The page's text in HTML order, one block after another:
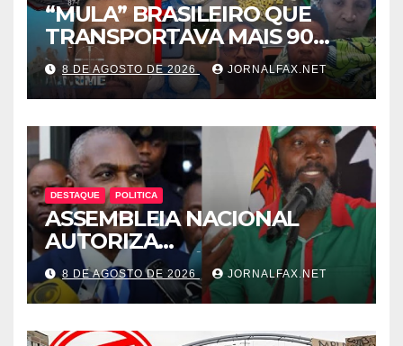
“MULA” BRASILEIRO QUE
TRANSPORTAVA MAIS 90
CÁPSULAS DE COCAÍNA
MORRE NO HOTEL EM
LUANDA
8 DE AGOSTO DE 2026 JORNALFAX.NET
DESTAQUE POLITICA
ASSEMBLEIA NACIONAL
AUTORIZA
INTERROGATÓRIO DE
ADRIANO SAPINALA NO
CASO “CAIXA TÉRMICA” E
CHIVUKUVUKU
8 DE AGOSTO DE 2026 JORNALFAX.NET